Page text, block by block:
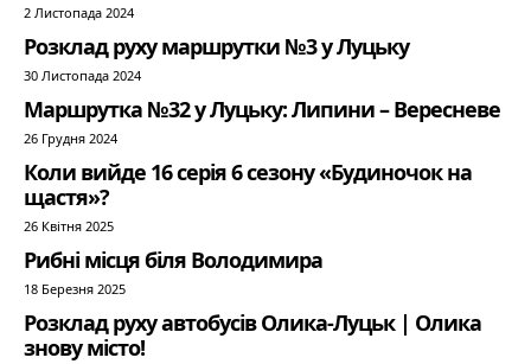
2 Листопада 2024
Розклад руху маршрутки №3 у Луцьку
30 Листопада 2024
Маршрутка №32 у Луцьку: Липини – Вересневе
26 Грудня 2024
Коли вийде 16 серія 6 сезону «Будиночок на
щастя»?
26 Квітня 2025
Рибні місця біля Володимира
18 Березня 2025
Розклад руху автобусів Олика-Луцьк | Олика
знову місто!